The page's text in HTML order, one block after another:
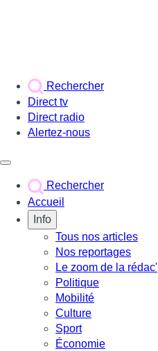
Rechercher
Direct tv
Direct radio
Alertez-nous
Rechercher
Accueil
Info
Tous nos articles
Nos reportages
Le zoom de la rédac'
Politique
Mobilité
Culture
Sport
Économie